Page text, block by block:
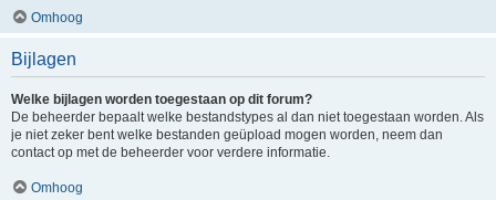
Omhoog
Bijlagen
Welke bijlagen worden toegestaan op dit forum?
De beheerder bepaalt welke bestandstypes al dan niet toegestaan worden. Als
je niet zeker bent welke bestanden geüpload mogen worden, neem dan
contact op met de beheerder voor verdere informatie.
Omhoog